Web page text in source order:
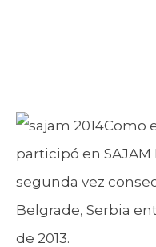
Como
participó en SAJAM
segunda vez
Belgrade, Serbia
de 2013.